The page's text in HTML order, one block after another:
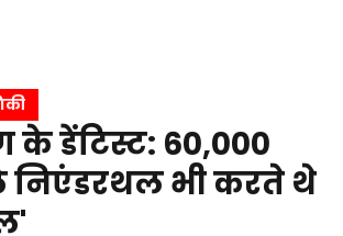
के डेंटिस्ट: 60,000
भी करते थे